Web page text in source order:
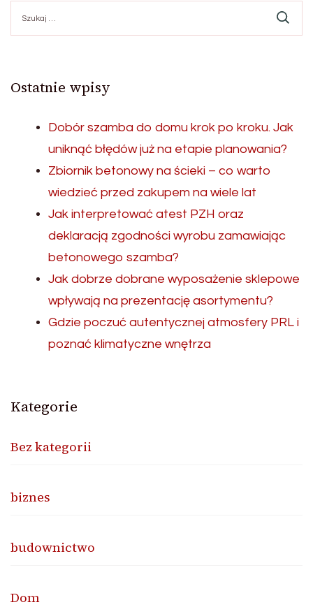
Ostatnie wpisy
Dobór szamba do domu krok po kroku. Jak
uniknąć błędów już na etapie planowania?
Zbiornik betonowy na ścieki – co warto
wiedzieć przed zakupem na wiele lat
Jak interpretować atest PZH oraz
deklaracją zgodności wyrobu zamawiając
betonowego szamba?
Jak dobrze dobrane wyposażenie sklepowe
wpływają na prezentację asortymentu?
Gdzie poczuć autentycznej atmosfery PRL i
poznać klimatyczne wnętrza
Kategorie
Bez kategorii
biznes
budownictwo
Dom